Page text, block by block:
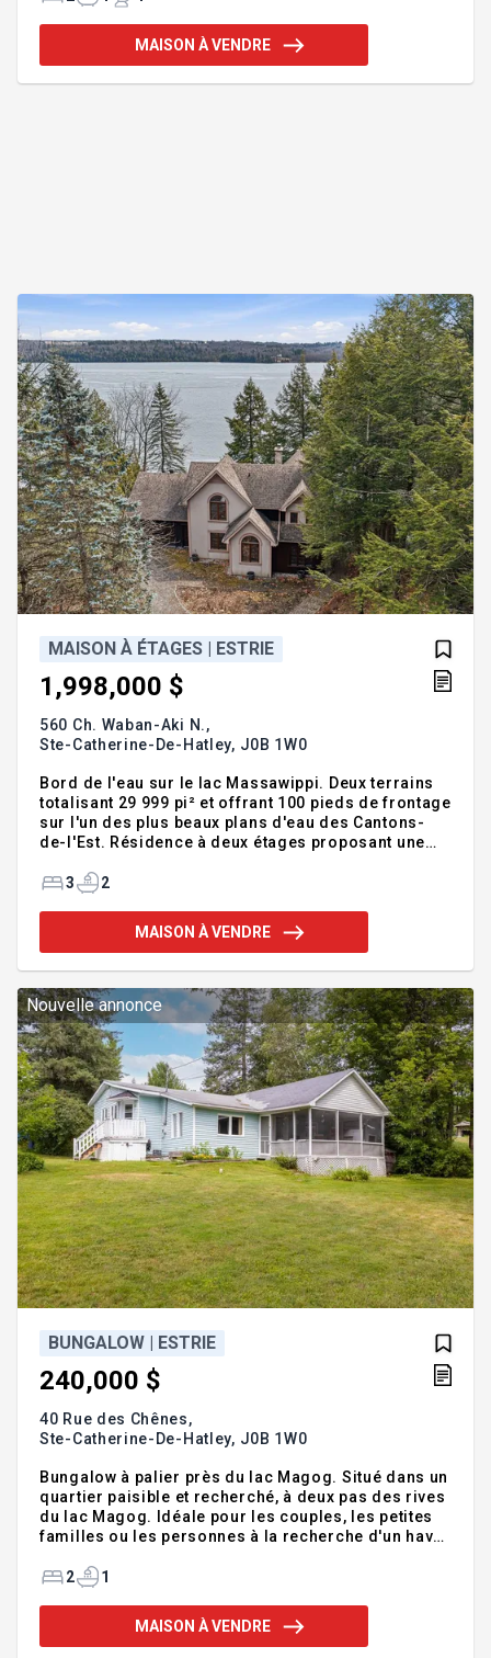
propriété propose 2 chambres et 2 salles de bain,
plafond cathédral de 21 PI., grandes fenestrations
MAISON À VENDRE
MAISON À ÉTAGES | ESTRIE
1,998,000 $
560 Ch. Waban-Aki N.,
Ste-Catherine-De-Hatley, J0B 1W0
Bord de l'eau sur le lac Massawippi. Deux terrains
totalisant 29 999 pi² et offrant 100 pieds de frontage
sur l'un des plus beaux plans d'eau des Cantons-
de-l'Est. Résidence à deux étages proposant une
bord de l'eau. Située dans un environnement
lever du soleil. Détenue par la même famille depuis
1981, cette propriété empreinte d'histoire est prête
30 de Montréal. Addenda :Inclusions
3 2
MAISON À VENDRE
Nouvelle annonce
BUNGALOW | ESTRIE
240,000 $
40 Rue des Chênes,
Ste-Catherine-De-Hatley, J0B 1W0
Bungalow à palier près du lac Magog. Situé dans un
quartier paisible et recherché, à deux pas des rives
du lac Magog. Idéale pour les couples, les petites
familles ou les personnes à la recherche d'un havre
chaleureux et un grand potentiel de
principales: -Espaces de vie lumineux : la maison
propose une aire de vie ouverte et accueillante,
2 1
MAISON À VENDRE